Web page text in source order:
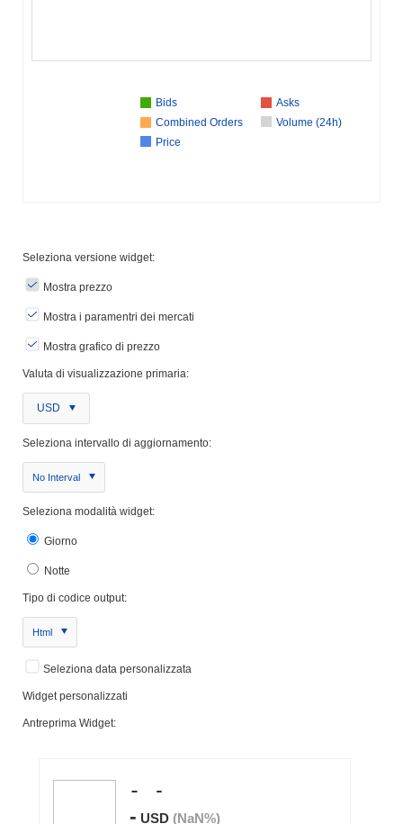
Bids
Asks
Combined Orders
Volume (24h)
Price
Seleziona versione widget:
Mostra prezzo
Mostra i paramentri dei mercati
Mostra grafico di prezzo
Valuta di visualizzazione primaria:
USD
Seleziona intervallo di aggiornamento:
No Interval
Seleziona modalità widget:
Giorno
Notte
Tipo di codice output:
Html
Seleziona data personalizzata
Widget personalizzati
Antreprima Widget: